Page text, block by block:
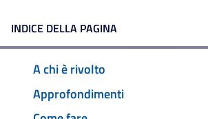
INDICE DELLA PAGINA
A chi è rivolto
Approfondimenti